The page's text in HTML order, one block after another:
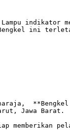
indikator
Bengkel ini
**Bengkel
Jawa Barat.
memberikan